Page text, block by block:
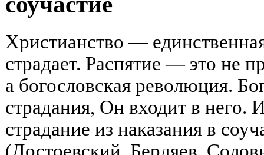
Христианство —
страдает. Распятие — это не
а богословская революция.
страдания, Он входит в него.
страдание из наказания в
(Достоевский, Бердяев,